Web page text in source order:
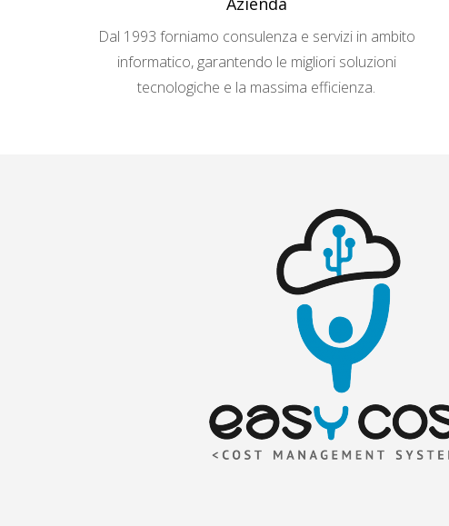
Dal 1993 forniamo consulenza e servizi in ambito
informatico, garantendo le migliori soluzioni
tecnologiche e la massima efficienza.